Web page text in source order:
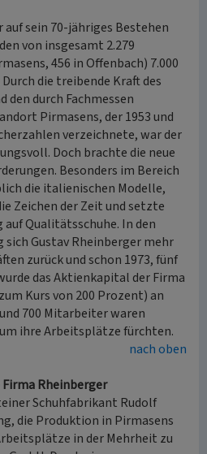
sein 70-jähriges Bestehen
von insgesamt 2.279
456 in Offenbach) 7.000
die treibende Kraft des
den durch Fachmessen
Pirmasens, der 1953 und
verzeichnete, war der
Doch brachte die neue
Besonders im Bereich
die italienischen Modelle,
Zeichen der Zeit und setzte
Qualitätsschuhe. In den
sich Gustav Rheinberger mehr
zurück und schon 1973, fünf
das Aktienkapital der Firma
Kurs von 200 Prozent) an
700 Mitarbeiter waren
ihre Arbeitsplätze fürchten.
nach oben
Rheinberger
Schuhfabrikant Rudolf
die Produktion in Pirmasens
in der Mehrheit zu